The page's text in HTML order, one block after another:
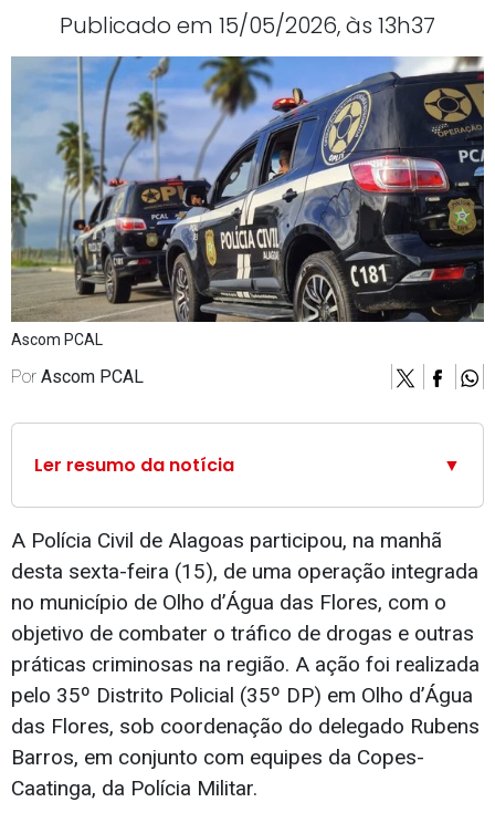
Publicado em 15/05/2026, às 13h37
Ascom PCAL
Por Ascom PCAL
Ler resumo da notícia ▼
A Polícia Civil de Alagoas participou, na manhã
desta sexta-feira (15), de uma operação integrada
no município de Olho d’Água das Flores, com o
objetivo de combater o tráfico de drogas e outras
práticas criminosas na região. A ação foi realizada
pelo 35º Distrito Policial (35º DP) em Olho d’Água
das Flores, sob coordenação do delegado Rubens
Barros, em conjunto com equipes da Copes-
Caatinga, da Polícia Militar.